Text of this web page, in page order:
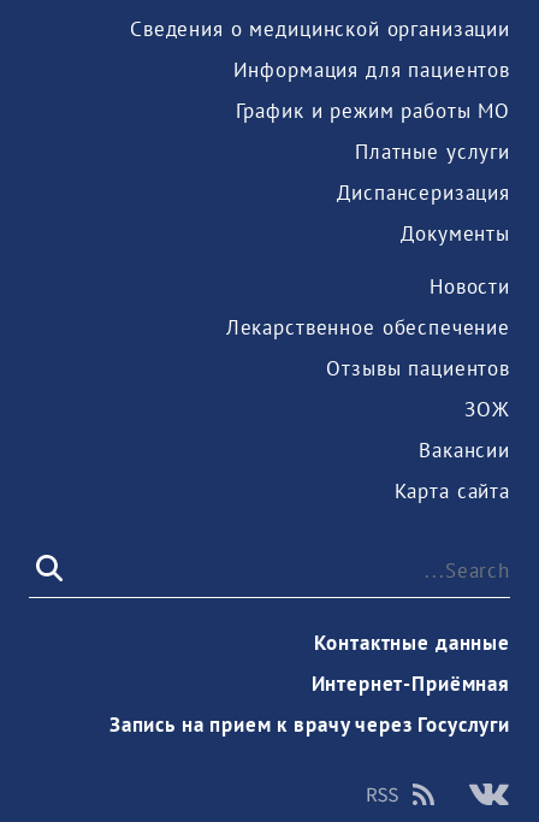
Сведения о медицинской организации
Информация для пациентов
График и режим работы МО
Платные услуги
Диспансеризация
Документы
Новости
Лекарственное обеспечение
Отзывы пациентов
ЗОЖ
Вакансии
Карта сайта
Контактные данные
Интернет-Приёмная
Запись на прием к врачу через Госуслуги